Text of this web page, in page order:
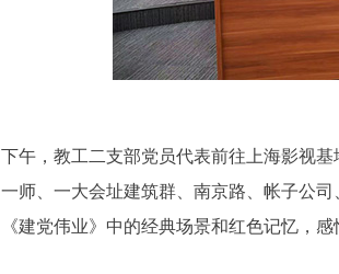
下午，教工二支部党员代表前往上海影视
一师、一大会址建筑群、南京路、帐子公
《建党伟业》中的经典场景和红色记忆，感